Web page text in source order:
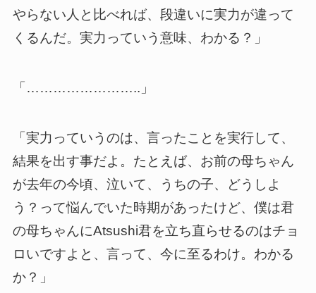
やらない人と比べれば、段違いに実力が違って
くるんだ。実力っていう意味、わかる？」
「……………………..」
「実力っていうのは、言ったことを実行して、
結果を出す事だよ。たとえば、お前の母ちゃん
が去年の今頃、泣いて、うちの子、どうしよ
う？って悩んでいた時期があったけど、僕は君
の母ちゃんにAtsushi君を立ち直らせるのはチョ
ロいですよと、言って、今に至るわけ。わかる
か？」